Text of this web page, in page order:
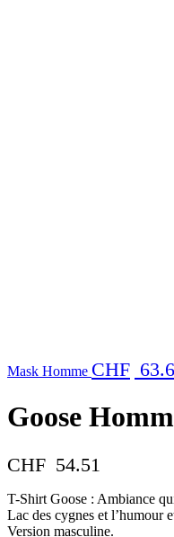
Mask Homme CHF
Goose
CHF 54.51
T-Shirt Goose : Ambiance
Lac des cygnes et l’humour
Version masculine.